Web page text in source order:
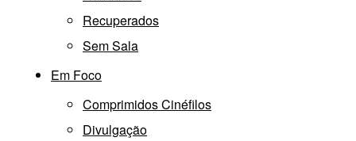
Recuperados
Sem Sala
Em Foco
Comprimidos Cinéfilos
Divulgação